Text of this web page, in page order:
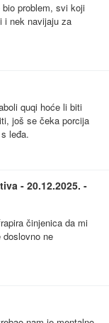
problem, svi koji
i nek navijaju za
quqi hoće li biti
još se čeka porcija
leđa.
- 20.12.2025. -
činjenica da mi
ne